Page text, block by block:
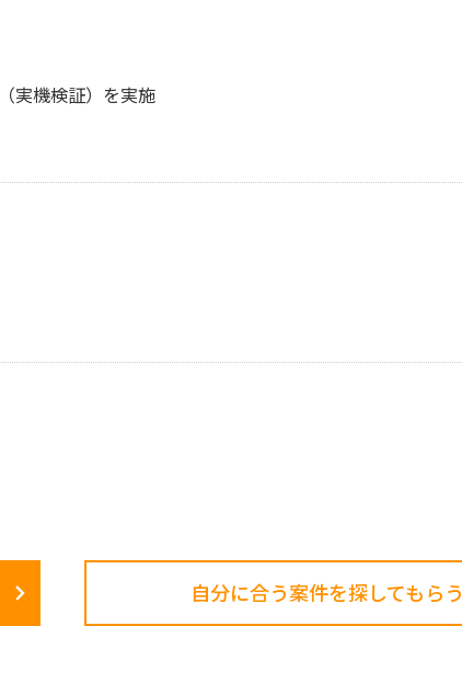
実機検証）を実施
自分に合う案件を探してもらう​